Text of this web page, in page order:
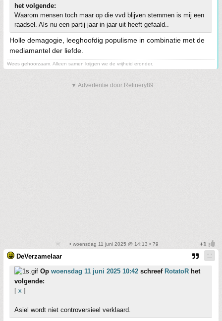
het volgende:
Waarom mensen toch maar op die vvd blijven stemmen is mij een
raadsel. Als nu een partij jaar in jaar uit heeft gefaald..
Holle demagogie, leeghoofdig populisme in combinatie met de
mediamantel der liefde.
Wees gehoorzaam. Alleen samen krijgen we de vrijheid eronder.
▼ Advertentie door Refinery89
• woensdag 11 juni 2025 @ 14:13 • 79
DeVerzamelaar
Op woensdag 11 juni 2025 10:42 schreef RotatoR het
volgende:
[ x ]
Asiel wordt niet controversieel verklaard.